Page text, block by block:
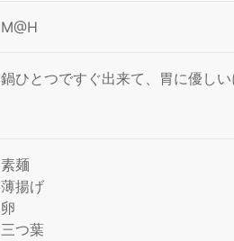
M@H
鍋ひとつですぐ出来て、胃に優し
素麺
薄揚げ
卵
三つ葉